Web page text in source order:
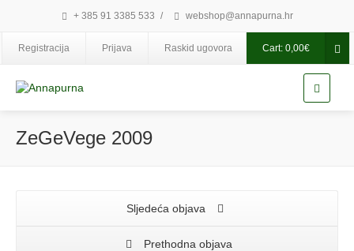
+ 385 91 3385 533 / webshop@annapurna.hr
Registracija Prijava Raskid ugovora Cart: 0,00€
ZeGeVege 2009
Sljedeća objava
Prethodna objava